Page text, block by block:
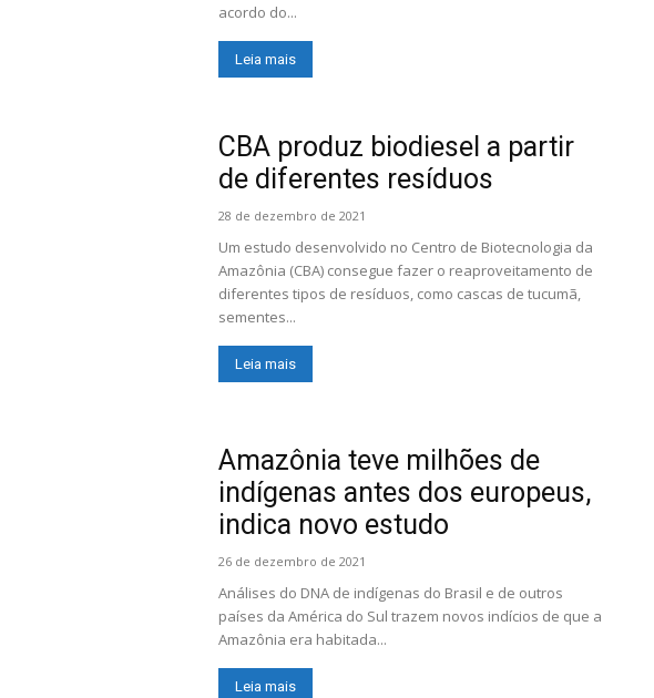
acordo do...
Leia mais
CBA produz biodiesel a partir
de diferentes resíduos
28 de dezembro de 2021
Um estudo desenvolvido no Centro de Biotecnologia da
Amazônia (CBA) consegue fazer o reaproveitamento de
diferentes tipos de resíduos, como cascas de tucumã,
sementes...
Leia mais
Amazônia teve milhões de
indígenas antes dos europeus,
indica novo estudo
26 de dezembro de 2021
Análises do DNA de indígenas do Brasil e de outros
países da América do Sul trazem novos indícios de que a
Amazônia era habitada...
Leia mais